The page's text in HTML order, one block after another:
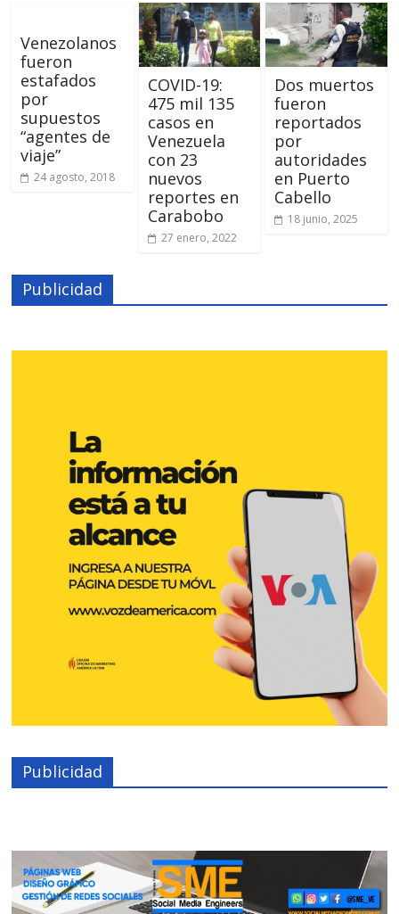
Venezolanos
fueron
estafados
por
supuestos
“agentes de
viaje”
24 agosto, 2018
COVID-19:
475 mil 135
casos en
Venezuela
con 23
nuevos
reportes en
Carabobo
27 enero, 2022
Dos muertos
fueron
reportados
por
autoridades
en Puerto
Cabello
18 junio, 2025
Publicidad
Publicidad